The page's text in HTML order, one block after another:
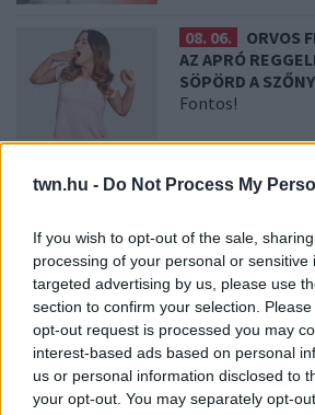
twn.hu - Do Not Process My
If you wish to opt-out of the sale,
processing of your personal or sensitive
targeted advertising by us, please use
section to confirm your selection.
opt-out request is processed you may
interest-based ads based on personal
us or personal information disclosed to
your opt-out. You may separately opt-
08. 06.
ORVOS
AZ APRÓ
SÖPÖRD A
Fontos!
ÁLLANDÓAN AZ
Villámgyors
08. 04.
NEM
ÚJRA CSILLOGÓ
A legjobb trükk